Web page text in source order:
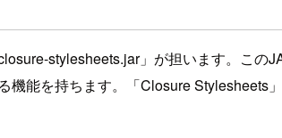
stylesheets.jar」が担います。こ
能を持ちます。「Closure Stylesheets